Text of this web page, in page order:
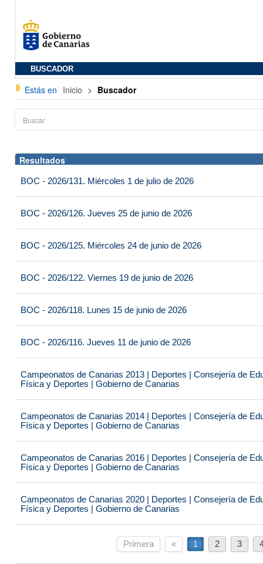
BUSCADOR
Estás en Inicio > Buscador
Resultados
BOC - 2026/131. Miércoles 1 de julio de 2026
BOC - 2026/126. Jueves 25 de junio de 2026
BOC - 2026/125. Miércoles 24 de junio de 2026
BOC - 2026/122. Viernes 19 de junio de 2026
BOC - 2026/118. Lunes 15 de junio de 2026
BOC - 2026/116. Jueves 11 de junio de 2026
Campeonatos de Canarias 2013 | Deportes | Consejería de
Física y Deportes | Gobierno de Canarias
Campeonatos de Canarias 2014 | Deportes | Consejería de
Física y Deportes | Gobierno de Canarias
Campeonatos de Canarias 2016 | Deportes | Consejería de
Física y Deportes | Gobierno de Canarias
Campeonatos de Canarias 2020 | Deportes | Consejería de
Física y Deportes | Gobierno de Canarias
Primera « 1 2 3